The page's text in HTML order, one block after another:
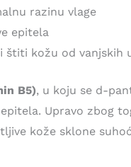
razinu vlage
epitela
štiti kožu od vanjskih
B5), u koju se d-
Upravo zbog
kože sklone